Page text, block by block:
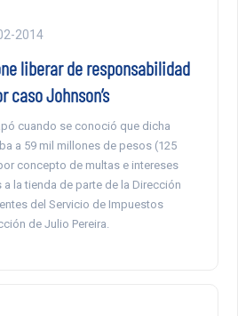
2014
liberar de responsabilidad
caso Johnson’s
cuando se conoció que dicha
a 59 mil millones de pesos (125
concepto de multas e intereses
la tienda de parte de la Dirección
del Servicio de Impuestos
de Julio Pereira.